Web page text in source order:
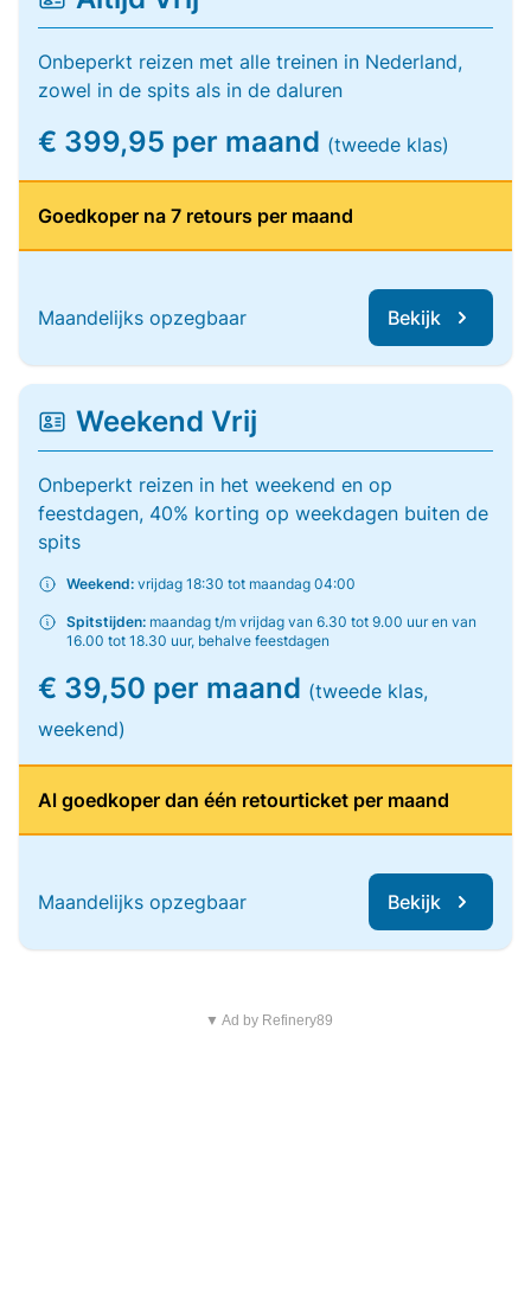
Onbeperkt reizen met alle treinen in Nederland,
zowel in de spits als in de daluren
€ 399,95 per maand (tweede klas)
Goedkoper na 7 retours per maand
Maandelijks opzegbaar Bekijk
Weekend Vrij
Onbeperkt reizen in het weekend en op
feestdagen, 40% korting op weekdagen buiten de
spits
Weekend: vrijdag 18:30 tot maandag 04:00
Spitstijden: maandag t/m vrijdag van 6.30 tot 9.00 uur en van
16.00 tot 18.30 uur, behalve feestdagen
€ 39,50 per maand (tweede klas,
weekend)
Al goedkoper dan één retourticket per maand
Maandelijks opzegbaar Bekijk
▼ Ad by Refinery89